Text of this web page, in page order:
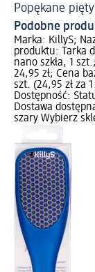
Popękane
Podobne
Marka: KillyS;
produktu: Tarka
nano szkła, 1
24,95 zł; Cena
szt. (24,95 zł za
Dostępność:
Dostawa
szary Wybierz